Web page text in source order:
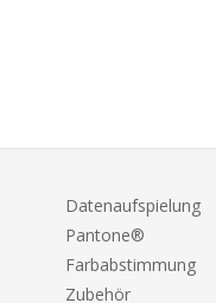
Datenaufspielung
Pantone®
Farbabstimmung
Zubehör